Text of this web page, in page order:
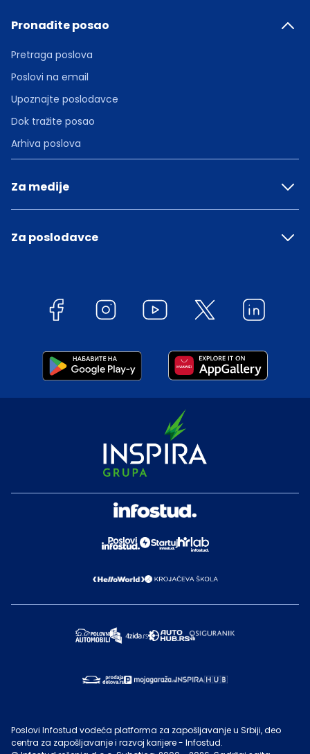
Pronađite posao
Pretraga poslova
Poslovi na email
Upoznajte poslodavce
Dok tražite posao
Arhiva poslova
Za medije
Za poslodavce
Poslovi Infostud vodeća platforma za zapošljavanje u Srbiji, deo
centra za zapošljavanje i razvoj karijere - Infostud.